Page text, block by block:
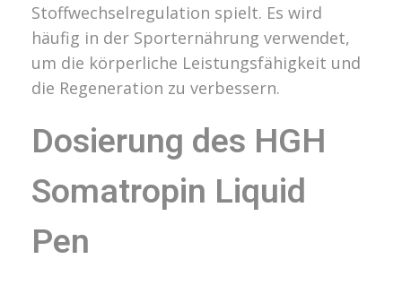
Stoffwechselregulation spielt. Es wird
häufig in der Sporternährung verwendet,
um die körperliche Leistungsfähigkeit und
die Regeneration zu verbessern.
Dosierung des HGH
Somatropin Liquid
Pen